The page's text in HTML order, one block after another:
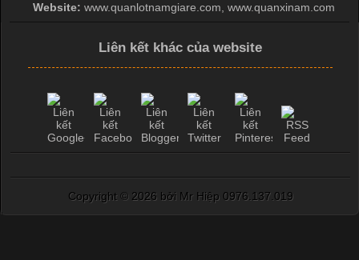
Website: www.quanlotnamgiare.com, www.quanxinam.com
Liên kết khác của website
Copyright © 2026 bởi Mr Hiệp 0976.137.019